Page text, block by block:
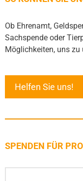
Ob Ehrenamt,
Sachspende oder
Möglichkeiten, uns zu
Helfen Sie uns!
SPENDEN FÜR